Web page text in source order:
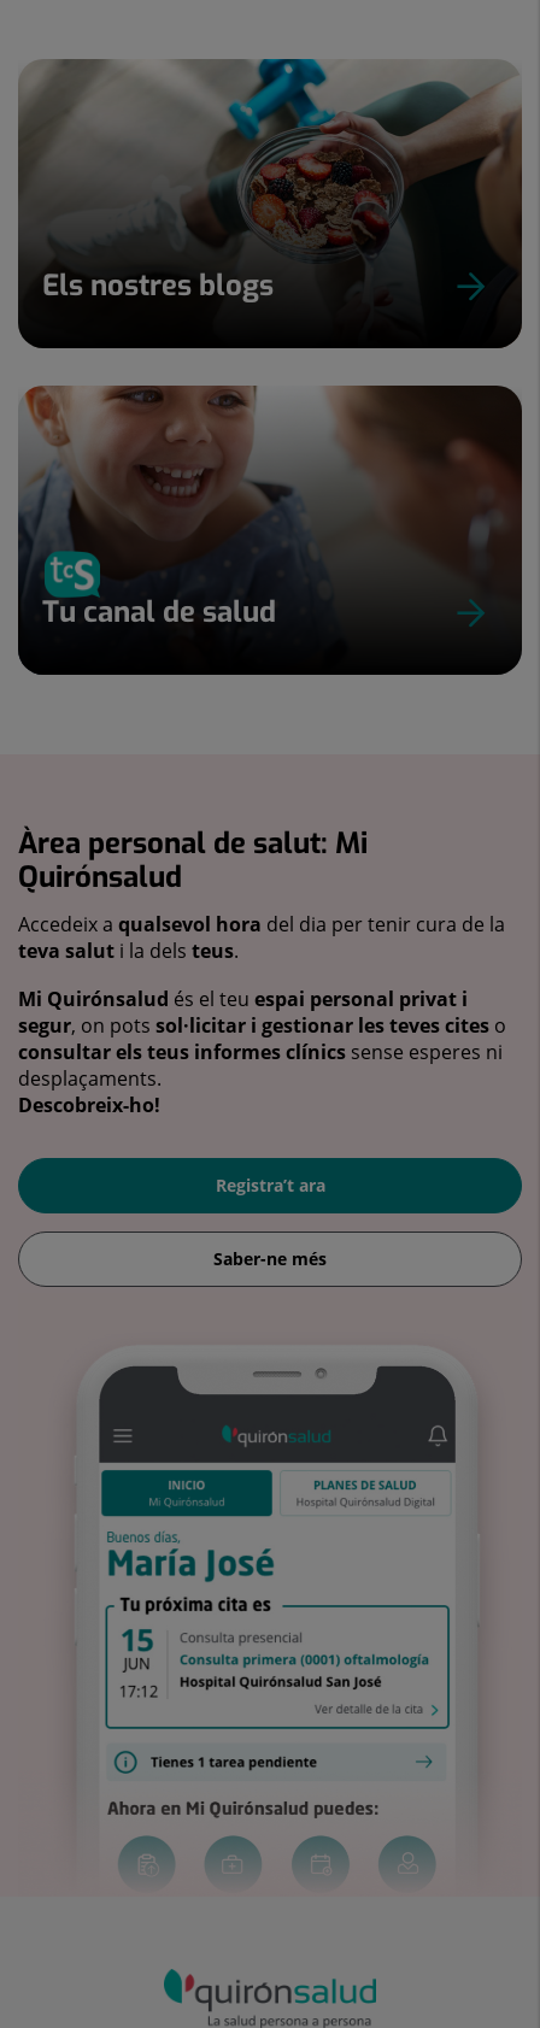
Els nostres blogs
Tu canal de salud
Àrea personal de salut: Mi
Quirónsalud
Accedeix a qualsevol hora del dia per tenir cura de la
teva salut i la dels teus.
Mi Quirónsalud és el teu espai personal privat i
segur, on pots sol·licitar i gestionar les teves cites o
consultar els teus informes clínics sense esperes ni
desplaçaments.
Descobreix-ho!
Registra’t ara
Saber-ne més